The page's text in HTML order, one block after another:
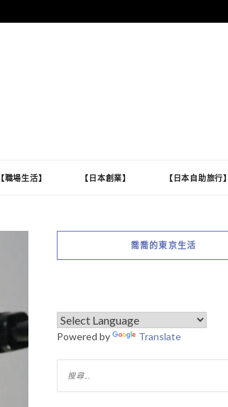
【職場生活】 【日本創業】 【日本自助旅行】
喬喬的東京生活
Powered by Translate